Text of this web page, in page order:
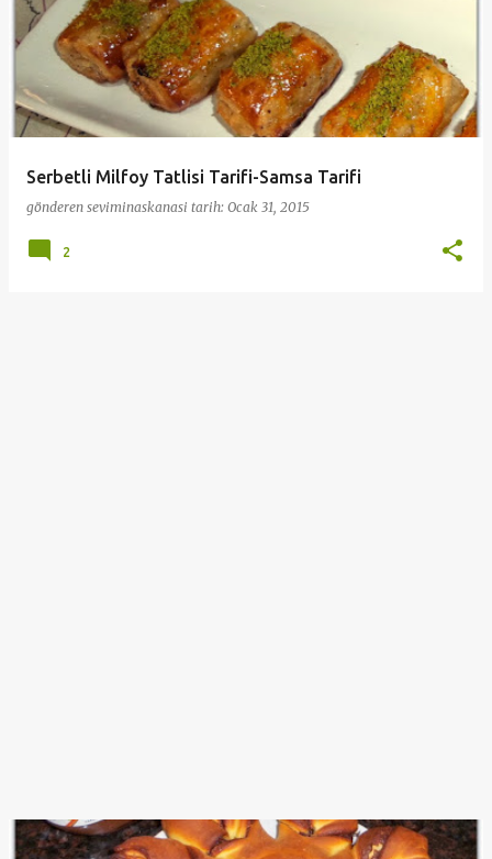
Serbetli Milfoy Tatlisi Tarifi-Samsa Tarifi
gönderen seviminaskanasi tarih: Ocak 31, 2015
2